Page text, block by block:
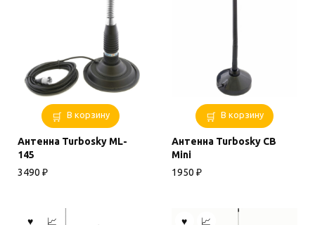
В корзину
Антенна Turbosky ML-
145
3490 ₽
В корзину
Антенна Turbosky CB
Mini
1950 ₽